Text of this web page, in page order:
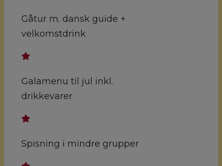
Gåtur m. dansk guide +
velkomstdrink
Galamenu til jul inkl.
drikkevarer
Spisning i mindre grupper